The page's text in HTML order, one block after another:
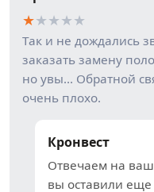
★★★★★
Так и не дождались
заказать замену
но увы… Обратной
очень плохо.
Кронвест
Отвечаем на
вы оставили